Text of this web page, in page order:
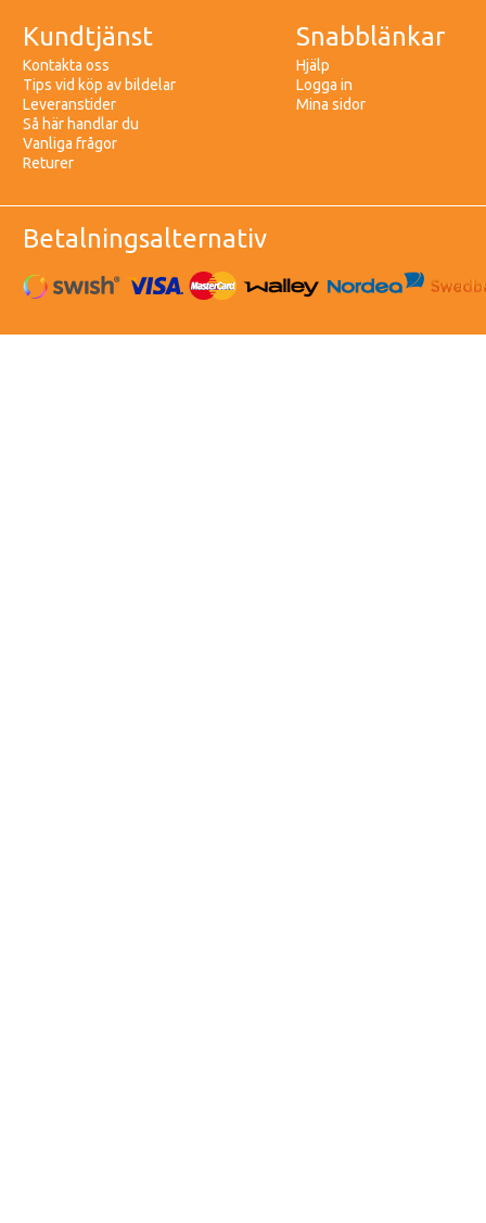
Kundtjänst
Kontakta oss
Tips vid köp av bildelar
Leveranstider
Så här handlar du
Vanliga frågor
Returer
Snabblänkar
Hjälp
Logga in
Mina sidor
Betalningsalternativ